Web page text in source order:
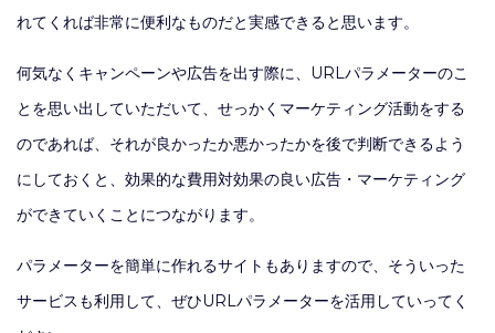
れてくれば非常に便利なものだと実感できると思います。
何気なくキャンペーンや広告を出す際に、URLパラメーターのこ
とを思い出していただいて、せっかくマーケティング活動をする
のであれば、それが良かったか悪かったかを後で判断できるよう
にしておくと、効果的な費用対効果の良い広告・マーケティング
ができていくことにつながります。
パラメーターを簡単に作れるサイトもありますので、そういった
サービスも利用して、ぜひURLパラメーターを活用していってく